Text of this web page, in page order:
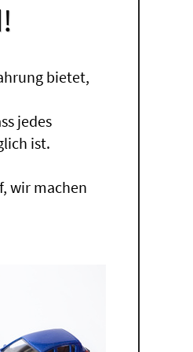
bietet,
jedes
ist.
wir machen